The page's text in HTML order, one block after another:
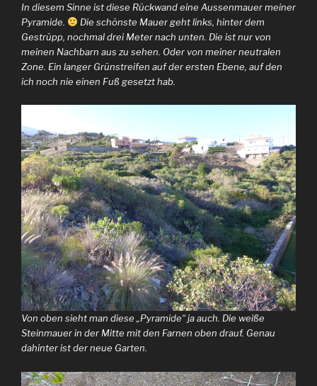
In diesem Sinne ist diese Rückwand eine Aussenmauer meiner
Pyramide.
Die schönste Mauer geht links, hinter dem
Gestrüpp, nochmal drei Meter nach unten. Die ist nur von
meinen Nachbarn aus zu sehen. Oder von meiner neutralen
Zone. Ein langer Grünstreifen auf der ersten Ebene, auf den
ich noch nie einen Fuß gesetzt hab.
Von oben sieht man diese „Pyramide“ ja auch. Die weiße
Steinmauer in der Mitte mit den Farnen oben drauf. Genau
dahinter ist der neue Garten.